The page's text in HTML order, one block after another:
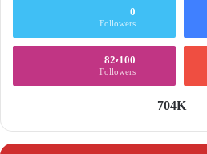
0
Followers
82٬100
Followers
704K